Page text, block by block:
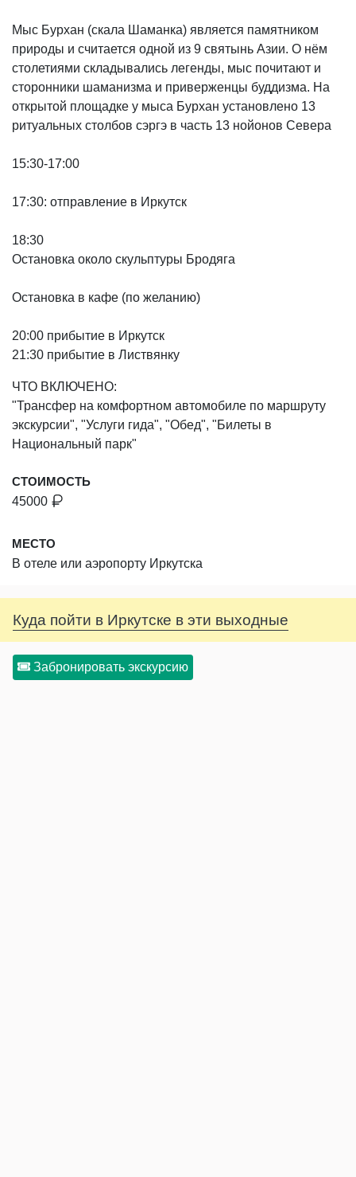
Мыс Бурхан (скала Шаманка) является памятником
природы и считается одной из 9 святынь Азии. ​О нём
столетиями складывались легенды, мыс почитают и
сторонники шаманизма и приверженцы буддизма. ​На
открытой площадке у мыса Бурхан установлено 13
ритуальных столбов сэргэ в часть 13 нойонов Севера
15:30-17:00
17:30: отправление в Иркутск
18:30
Остановка около скульптуры Бродяга
Остановка в кафе (по желанию)
20:00 прибытие в Иркутск
21:30 прибытие в Листвянку
ЧТО ВКЛЮЧЕНО:
"Трансфер на комфортном автомобиле по маршруту
экскурсии", "Услуги гида", "Обед", "Билеты в
Национальный парк"
СТОИМОСТЬ
45000
МЕСТО
В отеле или аэропорту Иркутска
Куда пойти в Иркутске в эти выходные
Забронировать экскурсию